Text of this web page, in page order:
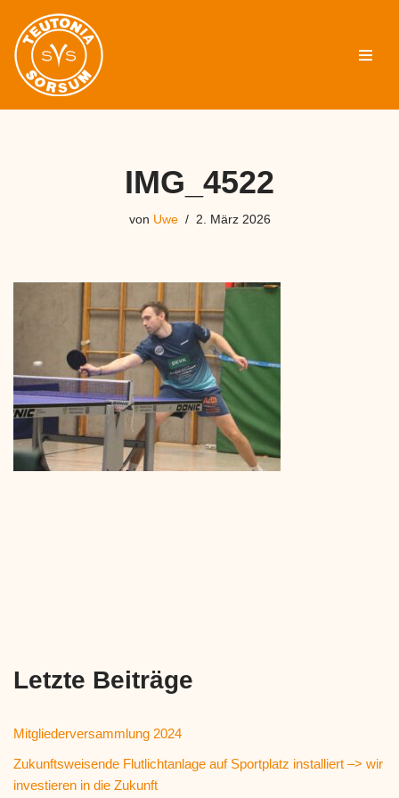
Zum
Inhalt
springen
IMG_4522
von Uwe 2. März 2026
Letzte Beiträge
Mitgliederversammlung 2024
Zukunftsweisende Flutlichtanlage auf Sportplatz installiert –> wir
investieren in die Zukunft